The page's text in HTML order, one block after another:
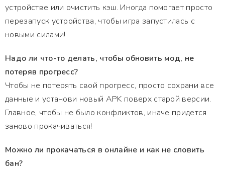
устройстве или очистить кэш. Иногда помогает просто
перезапуск устройства, чтобы игра запустилась с
новыми силами!
Надо ли что-то делать, чтобы обновить мод, не
потеряв прогресс?
Чтобы не потерять свой прогресс, просто сохрани все
данные и установи новый APK поверх старой версии.
Главное, чтобы не было конфликтов, иначе придется
заново прокачиваться!
Можно ли прокачаться в онлайне и как не словить
бан?